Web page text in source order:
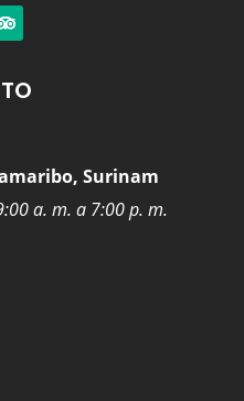
Surinam
a. m. a 7:00 p. m.